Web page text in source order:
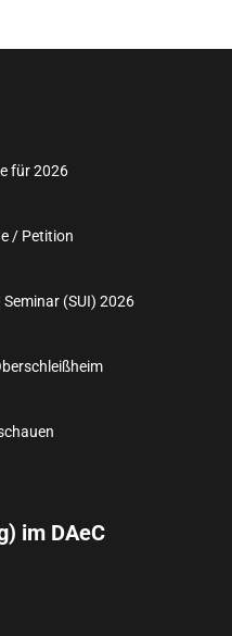
für 2026
/ Petition
(SUI) 2026
im DAeC